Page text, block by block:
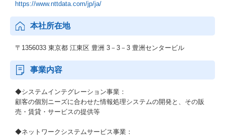
https://www.nttdata.com/jp/ja/
本社所在地
〒1356033 東京都 江東区 豊洲 3－3－3 豊洲センタービル
事業内容
◆システムインテグレーション事業：
顧客の個別ニーズに合わせた情報処理システムの開発と、その販
売・賃貸・サービスの提供等
◆ネットワークシステムサービス事業：